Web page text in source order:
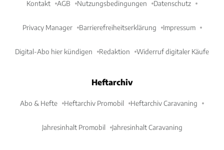
Kontakt AGB Nutzungsbedingungen Datenschutz
Privacy Manager Barrierefreiheitserklärung Impressum
Digital-Abo hier kündigen Redaktion Widerruf digitaler Käufe
Heftarchiv
Abo & Hefte Heftarchiv Promobil Heftarchiv Caravaning
Jahresinhalt Promobil Jahresinhalt Caravaning